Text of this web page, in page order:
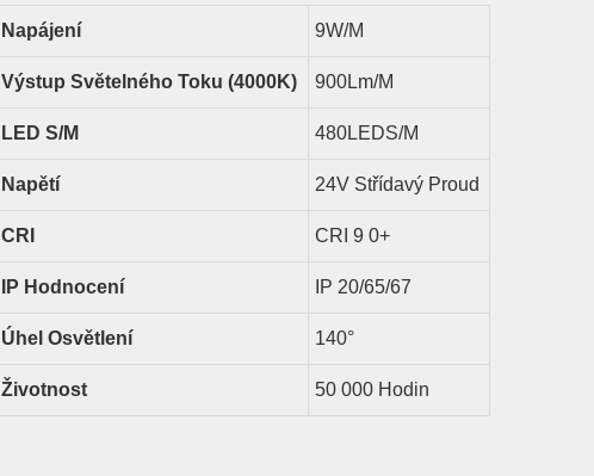
Napájení 9W/m
Výstup Světelného Toku (4000K) 900Lm/m
LED S/m 480LEDS/M
Napětí 24V Střídavý Proud
CRI CRI 9 0+
IP Hodnocení IP 20/65/67
Úhel Osvětlení 140°
Životnost 50 000 Hodin